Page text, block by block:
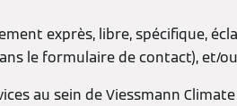
exprès, libre, spécifique,
le formulaire de contact), et/ou
au sein de Viessmann